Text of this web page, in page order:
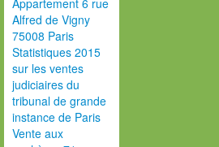
Appartement 6 rue
Alfred de Vigny
75008 Paris
Statistiques 2015
sur les ventes
judiciaires du
tribunal de grande
instance de Paris
Vente aux